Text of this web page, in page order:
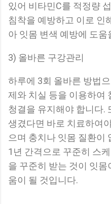
있어 비타민C를 적정량
침착을 예방하고 이로 인
아 잇몸 변색 예방에 도움
3) 올바른 구강관리
하루에 3회 올바른 방법
제와 치실 등을 이용하여
청결을 유지해야 합니다.
생겼다면 바로 치료하여
으며 충치나 잇몸 질환이
1년 간격으로 꾸준히 스
을 꾸준히 받는 것이 잇
움이 될 것입니다.